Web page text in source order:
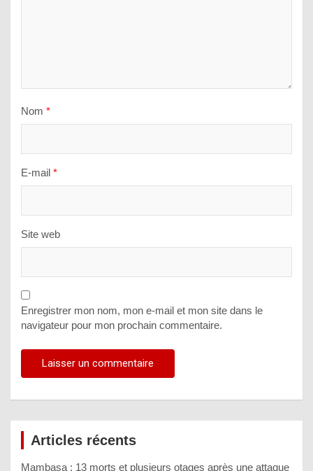
Nom *
E-mail *
Site web
Enregistrer mon nom, mon e-mail et mon site dans le
navigateur pour mon prochain commentaire.
Articles récents
Mambasa : 13 morts et plusieurs otages après une attaque